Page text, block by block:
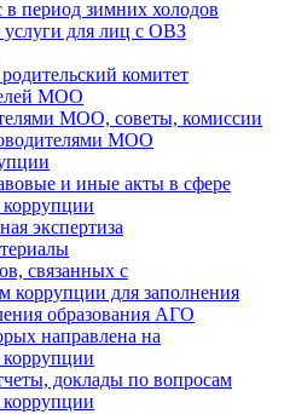
период зимних холодов
услуги для лиц с ОВЗ
комитет
МОО
МОО, советы, комиссии
МОО
и иные акты в сфере
коррупции
экспертиза
связанных с
коррупции для заполнения
образования АГО
направлена на
коррупции
доклады по вопросам
коррупции